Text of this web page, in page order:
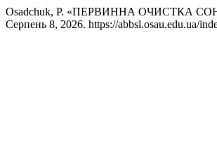
Osadchuk, P. «ПЕРВИННА ОЧИСТКА
Серпень 8, 2026. https://abbsl.osau.edu.ua/